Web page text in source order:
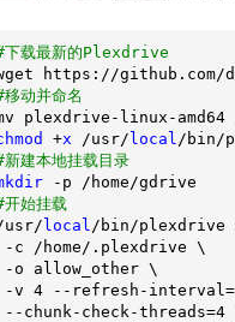
下载最新的Plexdrive
https: //github .com/
移动并命名
plexdrive-linux-
+x /usr/local
新建本地挂载目录
开始挂载
usr/local /bin/plexdrive
-c /home/.plexdrive \
-o allow_other \
-v 4 --refresh-interval=
--chunk-check-threads=4